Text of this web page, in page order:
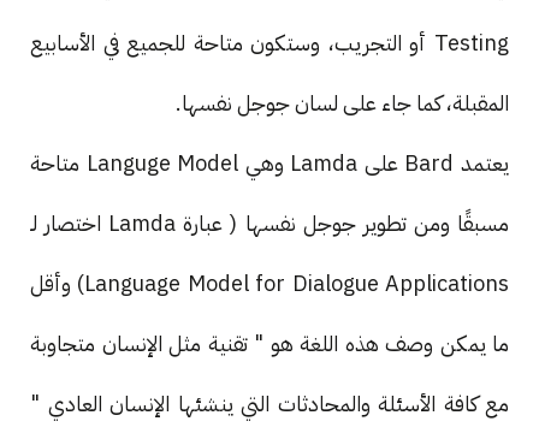
Testing أو التجريب، وستكون متاحة للجميع في الأسابيع
المقبلة، كما جاء على لسان جوجل نفسها.
يعتمد Bard على Lamda وهي Languge Model متاحة
مسبقًا ومن تطوير جوجل نفسها ( عبارة Lamda اختصار لـ
Language Model for Dialogue Applications) وأقل
ما يمكن وصف هذه اللغة هو " تقنية مثل الإنسان متجاوبة
مع كافة الأسئلة والمحادثات التي ينشئها الإنسان العادي "